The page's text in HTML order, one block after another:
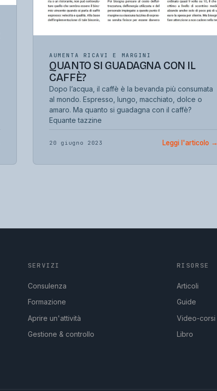
AUMENTA RICAVI E MARGINI
QUANTO SI GUADAGNA CON IL
CAFFÈ?
Dopo l’acqua, il caffè è la bevanda più consumata
al mondo. Espresso, lungo, macchiato, dolce o
amaro. Ma quanto si guadagna con il caffè?
Equante tazzine
20 giugno 2023 Leggi l'articolo →
SERVIZI
Consulenza
Formazione
Aprire un'attività
Gestione & controllo
RISORSE
Articoli
Guide
Video-corsi
Libro